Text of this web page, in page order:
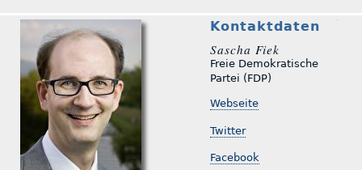
Kontaktdaten
Sascha Fiek
Freie Demokratische
Partei (FDP)
Webseite
Twitter
Facebook